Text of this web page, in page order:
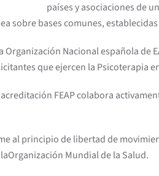
países y asociaciones de
sobre bases comunes,
Organización Nacional española
que ejercen la Psicoterapia
FEAP colabora
al principio de libertad de
Mundial de la Salud.